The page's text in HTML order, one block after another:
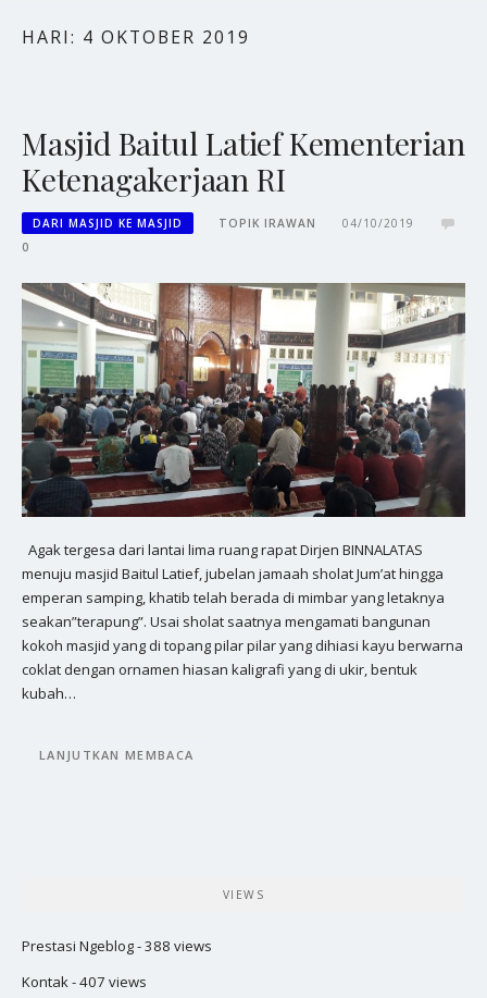
HARI: 4 OKTOBER 2019
Masjid Baitul Latief Kementerian
Ketenagakerjaan RI
DARI MASJID KE MASJID TOPIK IRAWAN
04/10/2019
0
Agak tergesa dari lantai lima ruang rapat Dirjen BINNALATAS
menuju masjid Baitul Latief, jubelan jamaah sholat Jum’at hingga
emperan samping, khatib telah berada di mimbar yang letaknya
seakan”terapung”. Usai sholat saatnya mengamati bangunan
kokoh masjid yang di topang pilar pilar yang dihiasi kayu berwarna
coklat dengan ornamen hiasan kaligrafi yang di ukir, bentuk
kubah…
LANJUTKAN MEMBACA
VIEWS
Prestasi Ngeblog- 388 views
Kontak- 407 views